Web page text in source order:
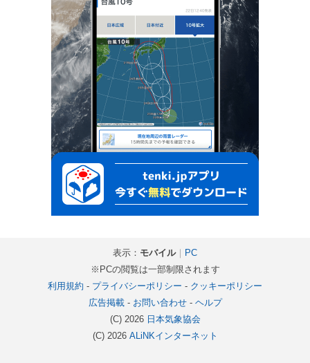
表示： モバイル｜ PC
※PCの閲覧は一部制限されます
利用規約 - プライバシーポリシー - クッキーポリシー
広告掲載- お問い合わせ- ヘルプ
(C) 2026 日本気象協会
(C) 2026 ALiNKインターネット